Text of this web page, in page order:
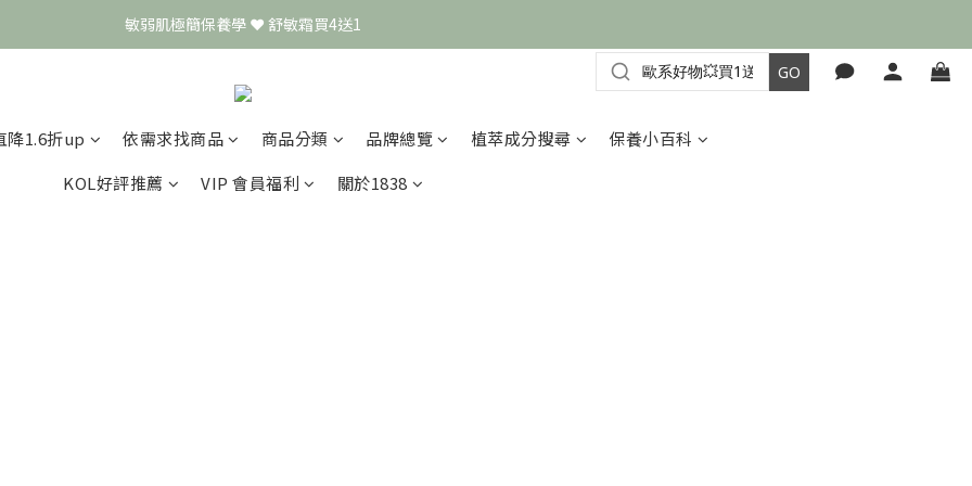
頭皮保養月❤️養髮精華買2送1
敏弱肌極簡保養學 ❤️ 舒敏霜買4送1
降1.6折up 依需求找商品 商品分類 品牌總覽 植萃成分搜尋
保養小百科
KOL好評推薦
VIP 會員福利 關於1838